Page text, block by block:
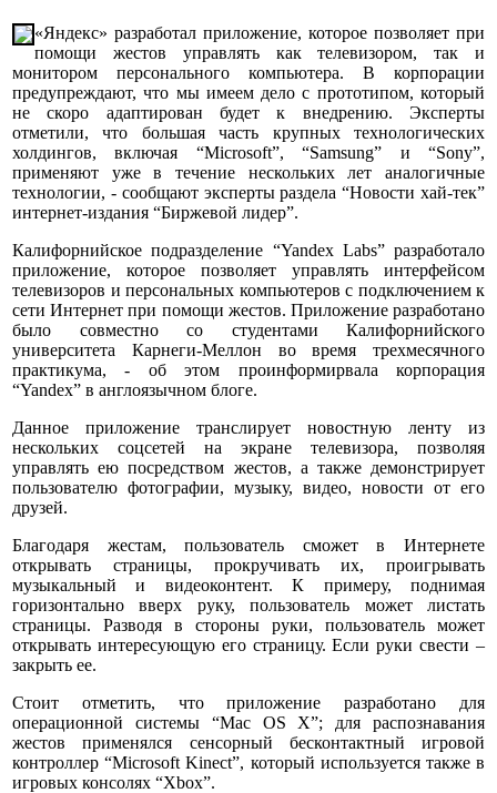
«Яндекс» разработал приложение, которое позволяет при
помощи жестов управлять как телевизором, так и
монитором персонального компьютера. В корпорации
предупреждают, что мы имеем дело с прототипом, который
не скоро адаптирован будет к внедрению. Эксперты
отметили, что большая часть крупных технологических
холдингов, включая “Microsoft”, “Samsung” и “Sony”,
применяют уже в течение нескольких лет аналогичные
технологии, - сообщают эксперты раздела “Новости хай-тек”
интернет-издания “Биржевой лидер”.
Калифорнийское подразделение “Yandex Labs” разработало
приложение, которое позволяет управлять интерфейсом
телевизоров и персональных компьютеров с подключением к
сети Интернет при помощи жестов. Приложение разработано
было совместно со студентами Калифорнийского
университета Карнеги-Меллон во время трехмесячного
практикума, - об этом проинформирвала корпорация
“Yandex” в англоязычном блоге.
Данное приложение транслирует новостную ленту из
нескольких соцсетей на экране телевизора, позволяя
управлять ею посредством жестов, а также демонстрирует
пользователю фотографии, музыку, видео, новости от его
друзей.
Благодаря жестам, пользователь сможет в Интернете
открывать страницы, прокручивать их, проигрывать
музыкальный и видеоконтент. К примеру, поднимая
горизонтально вверх руку, пользователь может листать
страницы. Разводя в стороны руки, пользователь может
открывать интересующую его страницу. Если руки свести –
закрыть ее.
Стоит отметить, что приложение разработано для
операционной системы “Mac OS X”; для распознавания
жестов применялся сенсорный бесконтактный игровой
контроллер “Microsoft Kinect”, который используется также в
игровых консолях “Xbox”.